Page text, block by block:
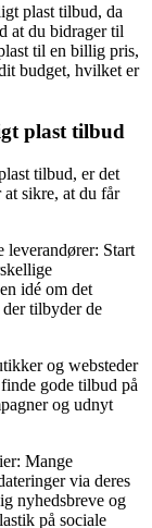
plast tilbud, da
at du bidrager til
til en billig pris,
budget, hvilket er
plast tilbud
tilbud, er det
sikre, at du får
leverandører: Start
idé om det
tilbyder de
og websteder
gode tilbud på
og udnyt
Mange
via deres
nyhedsbreve og
på sociale